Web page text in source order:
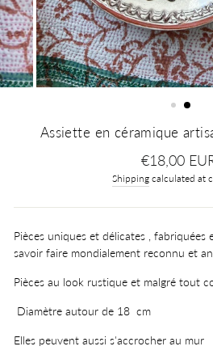
Assiette en céramique
Regular
price
€18,00
Shippingcalculated at
Pièces uniques et délicates , fabriquées
savoir faire mondialement reconnu et
Pièces au look rustique et malgré tout
Diamètre autour de 18 cm
Elles peuvent aussi s'accrocher au mur